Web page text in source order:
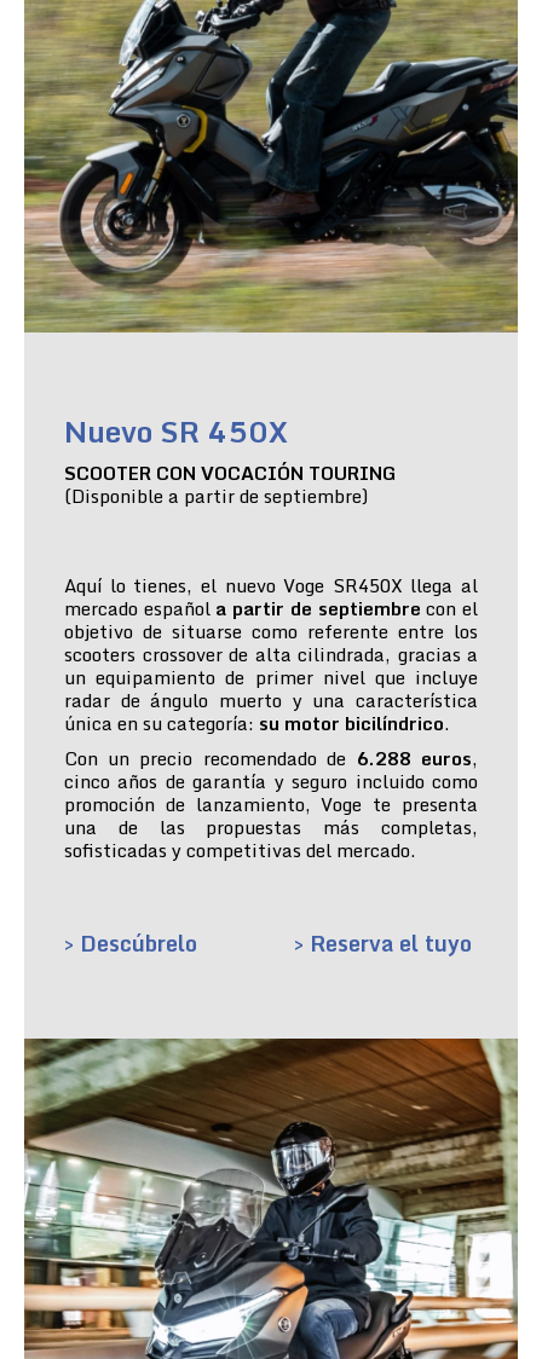
Nuevo SR 450X
SCOOTER CON VOCACIÓN TOURING
(Disponible a partir de septiembre)
Aquí lo tienes, el nuevo Voge SR450X llega al
mercado español a partir de septiembre con el
objetivo de situarse como referente entre los
scooters crossover de alta cilindrada, gracias a
un equipamiento de primer nivel que incluye
radar de ángulo muerto y una característica
única en su categoría: su motor bicilíndrico.
Con un precio recomendado de 6.288 euros,
cinco años de garantía y seguro incluido como
promoción de lanzamiento, Voge te presenta
una de las propuestas más completas,
sofisticadas y competitivas del mercado.
> Descúbrelo > Reserva el tuyo